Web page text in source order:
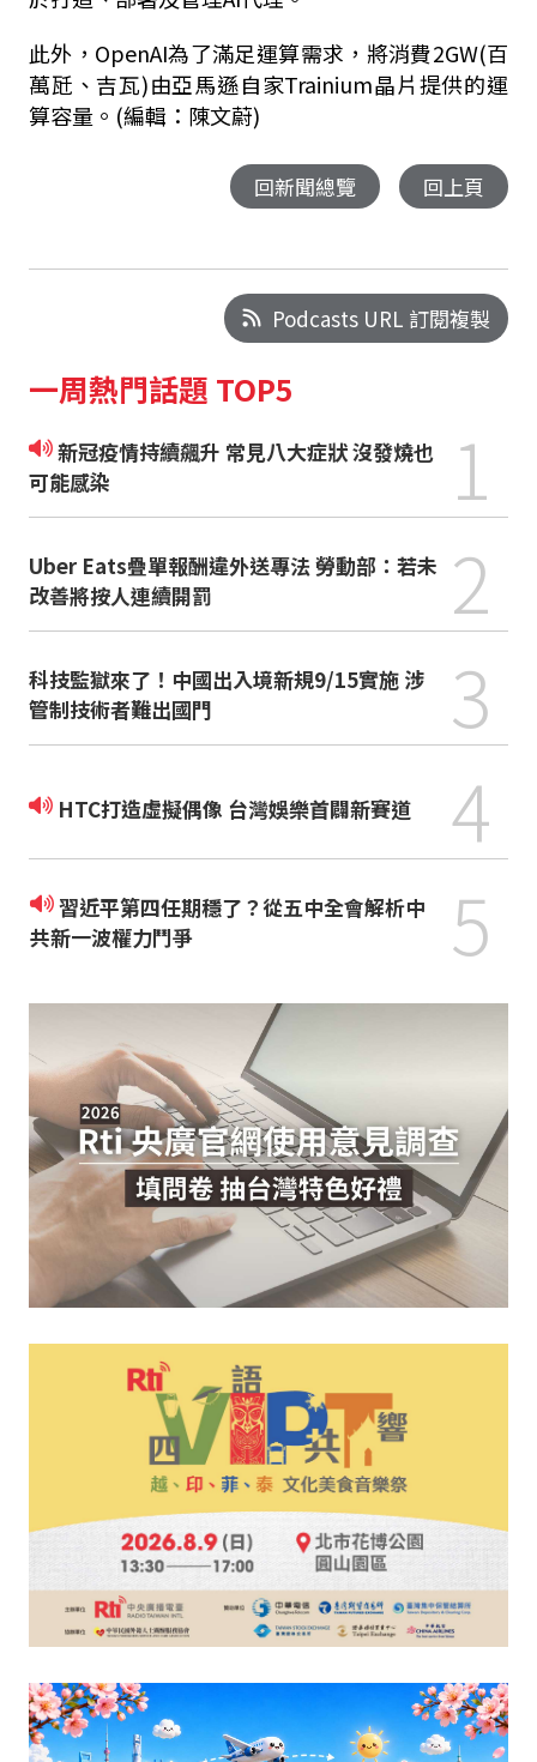
此外，OpenAI為了滿足運算需求，將消費2GW(百
萬瓩、吉瓦)由亞馬遜自家Trainium晶片提供的運
算容量。(編輯：陳文蔚)
回新聞總覽 回上頁
Podcasts URL 訂閱複製
一周熱門話題 TOP5
新冠疫情持續飆升 常見八大症狀 沒發燒也
可能感染
1
Uber Eats疊單報酬違外送專法 勞動部：若未
改善將按人連續開罰
2
科技監獄來了！中國出入境新規9/15實施 涉
管制技術者難出國門
3
HTC打造虛擬偶像 台灣娛樂首闢新賽道 4
習近平第四任期穩了？從五中全會解析中
共新一波權力鬥爭
5